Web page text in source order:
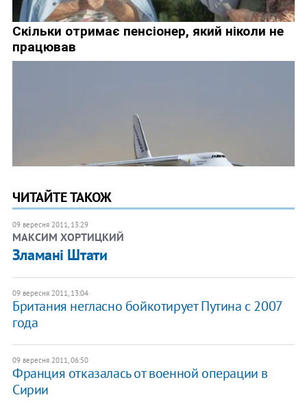
ЧИТАЙТЕ ТАКОЖ
09 вересня 2011, 13:29
МАКСИМ ХОРТИЦКИЙ
Зламані Штати
09 вересня 2011, 13:04
Британия негласно бойкотирует Путина с 2007
года
09 вересня 2011, 06:50
Франция отказалась от военной операции в
Сирии